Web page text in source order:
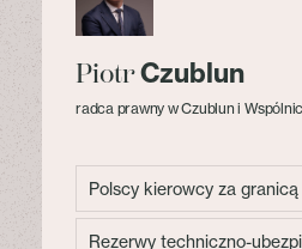
PiotrCzublun
radca prawny w Czublun i
Polscy kierowcy za granicą
Rezerwy techniczno-